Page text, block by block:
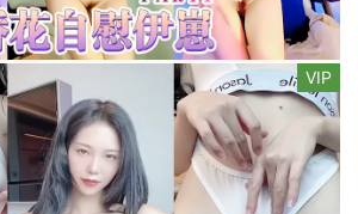
VIP